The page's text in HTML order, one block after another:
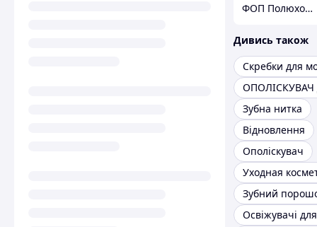
ФОП Полюхович Л.Г.
Дивись також
Скребки для
Зубна нитка
Відновлення
Ополіскувач
Уходная
Зубний